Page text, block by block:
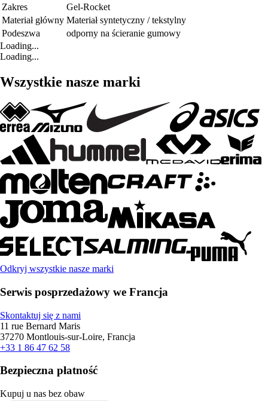
Zakres
Gel-Rocket
Materiał główny Materiał syntetyczny / tekstylny
Podeszwa
odporny na ścieranie gumowy
Loading...
Loading...
Wszystkie nasze marki
Odkryj wszystkie nasze marki
Serwis posprzedażowy we Francja
Skontaktuj się z nami
11 rue Bernard Maris
37270 Montlouis-sur-Loire, Francja
+33 1 86 47 62 58
Bezpieczna płatność
Kupuj u nas bez obaw